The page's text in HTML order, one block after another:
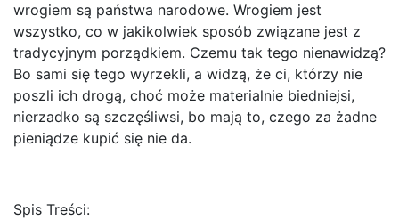
wrogiem są państwa narodowe. Wrogiem jest
wszystko, co w jakikolwiek sposób związane jest z
tradycyjnym porządkiem. Czemu tak tego nienawidzą?
Bo sami się tego wyrzekli, a widzą, że ci, którzy nie
poszli ich drogą, choć może materialnie biedniejsi,
nierzadko są szczęśliwsi, bo mają to, czego za żadne
pieniądze kupić się nie da.
Spis Treści: